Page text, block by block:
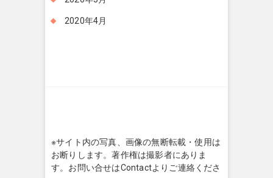
2020年4月
※サイト内の写真、画像の無断転載・使用は
お断りします。著作権は撮影者にありま
す。お問い合せはContactよりご連絡くださ